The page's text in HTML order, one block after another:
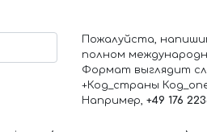
Пожалуйста,
полном
Формат выглядит
+Код_страны
Например, +49 176